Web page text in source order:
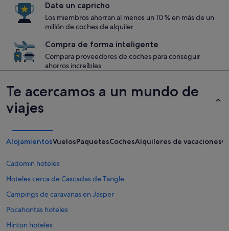
Date un capricho
Los miembros ahorran al menos un 10 % en más de un
millón de coches de alquiler
Compra de forma inteligente
Compara proveedores de coches para conseguir
ahorros increíbles
Te acercamos a un mundo de
viajes
AlojamientosVuelosPaquetesCochesAlquileres de vacaciones
Cadomin hoteles
Hoteles cerca de Cascadas de Tangle
Campings de caravanas en Jasper
Pocahontas hoteles
Hinton hoteles